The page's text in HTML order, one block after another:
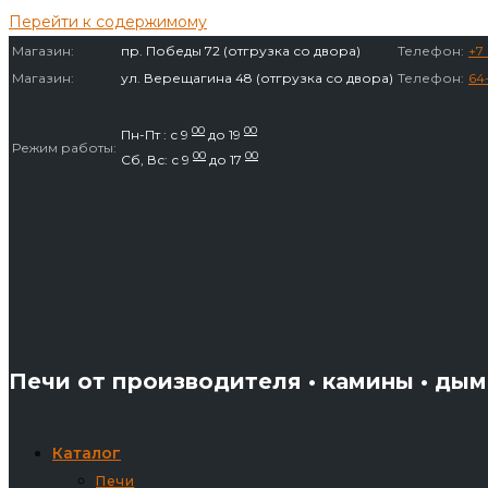
Перейти к содержимому
Магазин: пр. Победы 72 (отгрузка со двора) Телефон: +7
Магазин:
ул. Верещагина 48 (отгрузка со двора) Телефон:
Режим работы:
Пн-Пт : с 9 00 до 19 00
Сб, Вс: с 9 00 до 17 00
Печи от производителя • камины •
Каталог
Печи